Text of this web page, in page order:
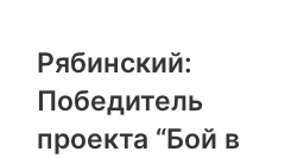
Рябинский:
Победитель
проекта “Бой в